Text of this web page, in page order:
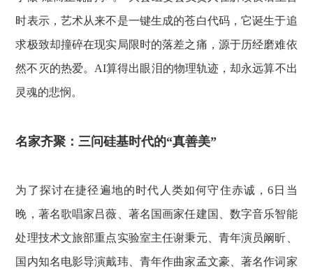
时表示，艺术从来不是一键生成的苍白代码，它诞生于追
求极致却撞碎在现实局限时的落差之痛，源于历经磨难依
然不灭的热爱。AI算得出眼泪的物理轨迹，却永远算不出
灵魂的悲悯。
名家齐聚：三问硅基时代的“真善美”
为了探讨在捷径遍地的时代人类如何守住赤诚，6日当
晚，著名歌唱家吕薇、著名国画家任建国、数字音乐智能
处理技术文旅部重点实验室主任谢秉元、青年演员阚昕、
国内知名电影导演戴玮、青年作曲家孟文豪、著名作词家